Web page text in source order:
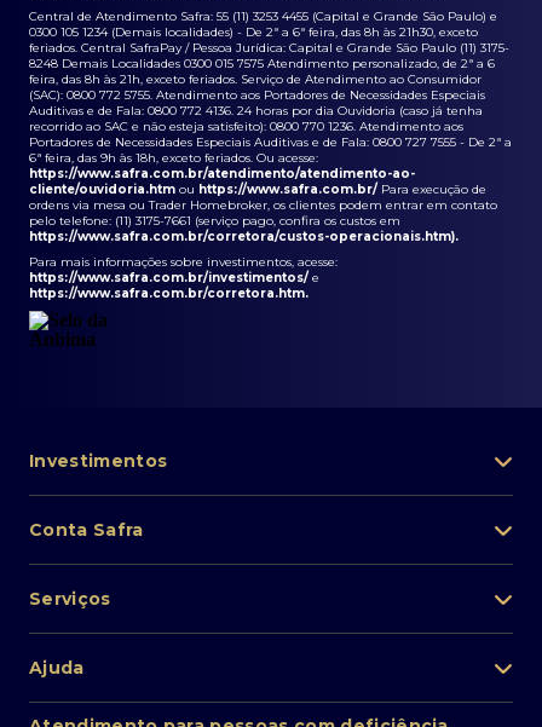
Central de Atendimento Safra: 55 (11) 3253 4455 (Capital e Grande São Paulo) e
0300 105 1234 (Demais localidades) - De 2ª a 6ª feira, das 8h às 21h30, exceto
feriados. Central SafraPay / Pessoa Jurídica: Capital e Grande São Paulo (11) 3175-
8248 Demais Localidades 0300 015 7575 Atendimento personalizado, de 2ª a 6
feira, das 8h às 21h, exceto feriados. Serviço de Atendimento ao Consumidor
(SAC): 0800 772 5755. Atendimento aos Portadores de Necessidades Especiais
Auditivas e de Fala: 0800 772 4136. 24 horas por dia Ouvidoria (caso já tenha
recorrido ao SAC e não esteja satisfeito): 0800 770 1236. Atendimento aos
Portadores de Necessidades Especiais Auditivas e de Fala: 0800 727 7555 - De 2ª a
6ª feira, das 9h às 18h, exceto feriados. Ou acesse:
https://www.safra.com.br/atendimento/atendimento-ao-
cliente/ouvidoria.htm ou https://www.safra.com.br/ Para execução de
ordens via mesa ou Trader Homebroker, os clientes podem entrar em contato
pelo telefone: (11) 3175-7661 (serviço pago, confira os custos em
https://www.safra.com.br/corretora/custos-operacionais.htm).
Para mais informações sobre investimentos, acesse:
https://www.safra.com.br/investimentos/ e
https://www.safra.com.br/corretora.htm.
Investimentos
Lista de fundos de investimento
Private Banking
Renda fixa
Conta Safra
Pessoa Física
Cartões
Empréstimos e financiamentos
Serviços
Perda/roubo de celular
Ajuda
Atendimento ao cliente